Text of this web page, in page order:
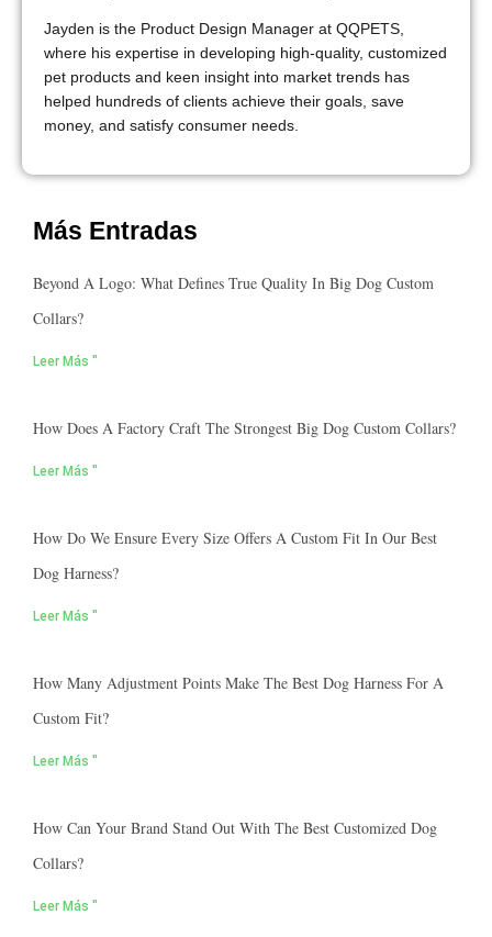
Jayden is the Product Design Manager at QQPETS,
where his expertise in developing high-quality, customized
pet products and keen insight into market trends has
helped hundreds of clients achieve their goals, save
money, and satisfy consumer needs.
Más Entradas
Beyond A Logo: What Defines True Quality In Big Dog Custom
Collars?
Leer Más "
How Does A Factory Craft The Strongest Big Dog Custom Collars?
Leer Más "
How Do We Ensure Every Size Offers A Custom Fit In Our Best
Dog Harness?
Leer Más "
How Many Adjustment Points Make The Best Dog Harness For A
Custom Fit?
Leer Más "
How Can Your Brand Stand Out With The Best Customized Dog
Collars?
Leer Más "